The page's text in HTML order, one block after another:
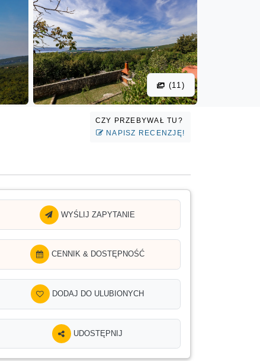
(11)
CZY PRZEBYWAŁ TU?
NAPISZ RECENZJĘ!
WYŚLIJ ZAPYTANIE
CENNIK & DOSTĘPNOŚĆ
DODAJ DO ULUBIONYCH
UDOSTĘPNIJ